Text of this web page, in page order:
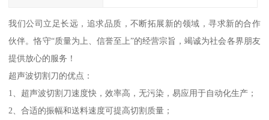
我们公司立足长远，追求品质，不断拓展新的领域，寻求新的合作
伙伴。恪守“质量为上、信誉至上”的经营宗旨，竭诚为社会各界朋友
提供放心的服务！
超声波切割刀的优点：
1、超声波切割刀速度快，效率高，无污染，易应用于自动化生产；
2、合适的振幅和送料速度可提高切割质量；